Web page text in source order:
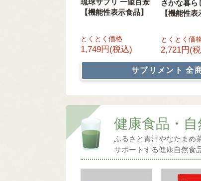
【機能性表示食品】
とくとく価格
1,749円(税込)
さかな暮ら
【機能性表
とくとく価
2,721円(
サプリメント全
健康食品・自
ふるさと青汁やなたまめ
サポートする健康自然食